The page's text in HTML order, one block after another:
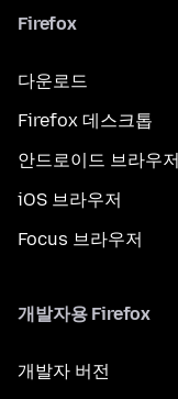
Firefox
다운로드
Firefox 데스크톱
안드로이드 브라우저
iOS 브라우저
Focus 브라우저
개발자용 Firefox
개발자 버전